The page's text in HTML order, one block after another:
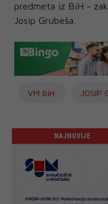
predmeta iz BiH -
Josip Grubeša.
VM BiH JOSIP
NAJNOVIJE